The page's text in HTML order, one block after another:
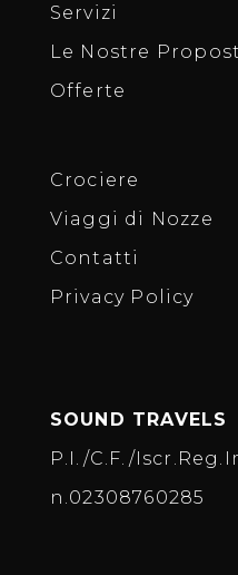
Servizi
Le Nostre
Offerte
Crociere
Viaggi di Nozze
Contatti
Privacy Policy
SOUND TRAVELS
P.I./C.F./
n.02308760285